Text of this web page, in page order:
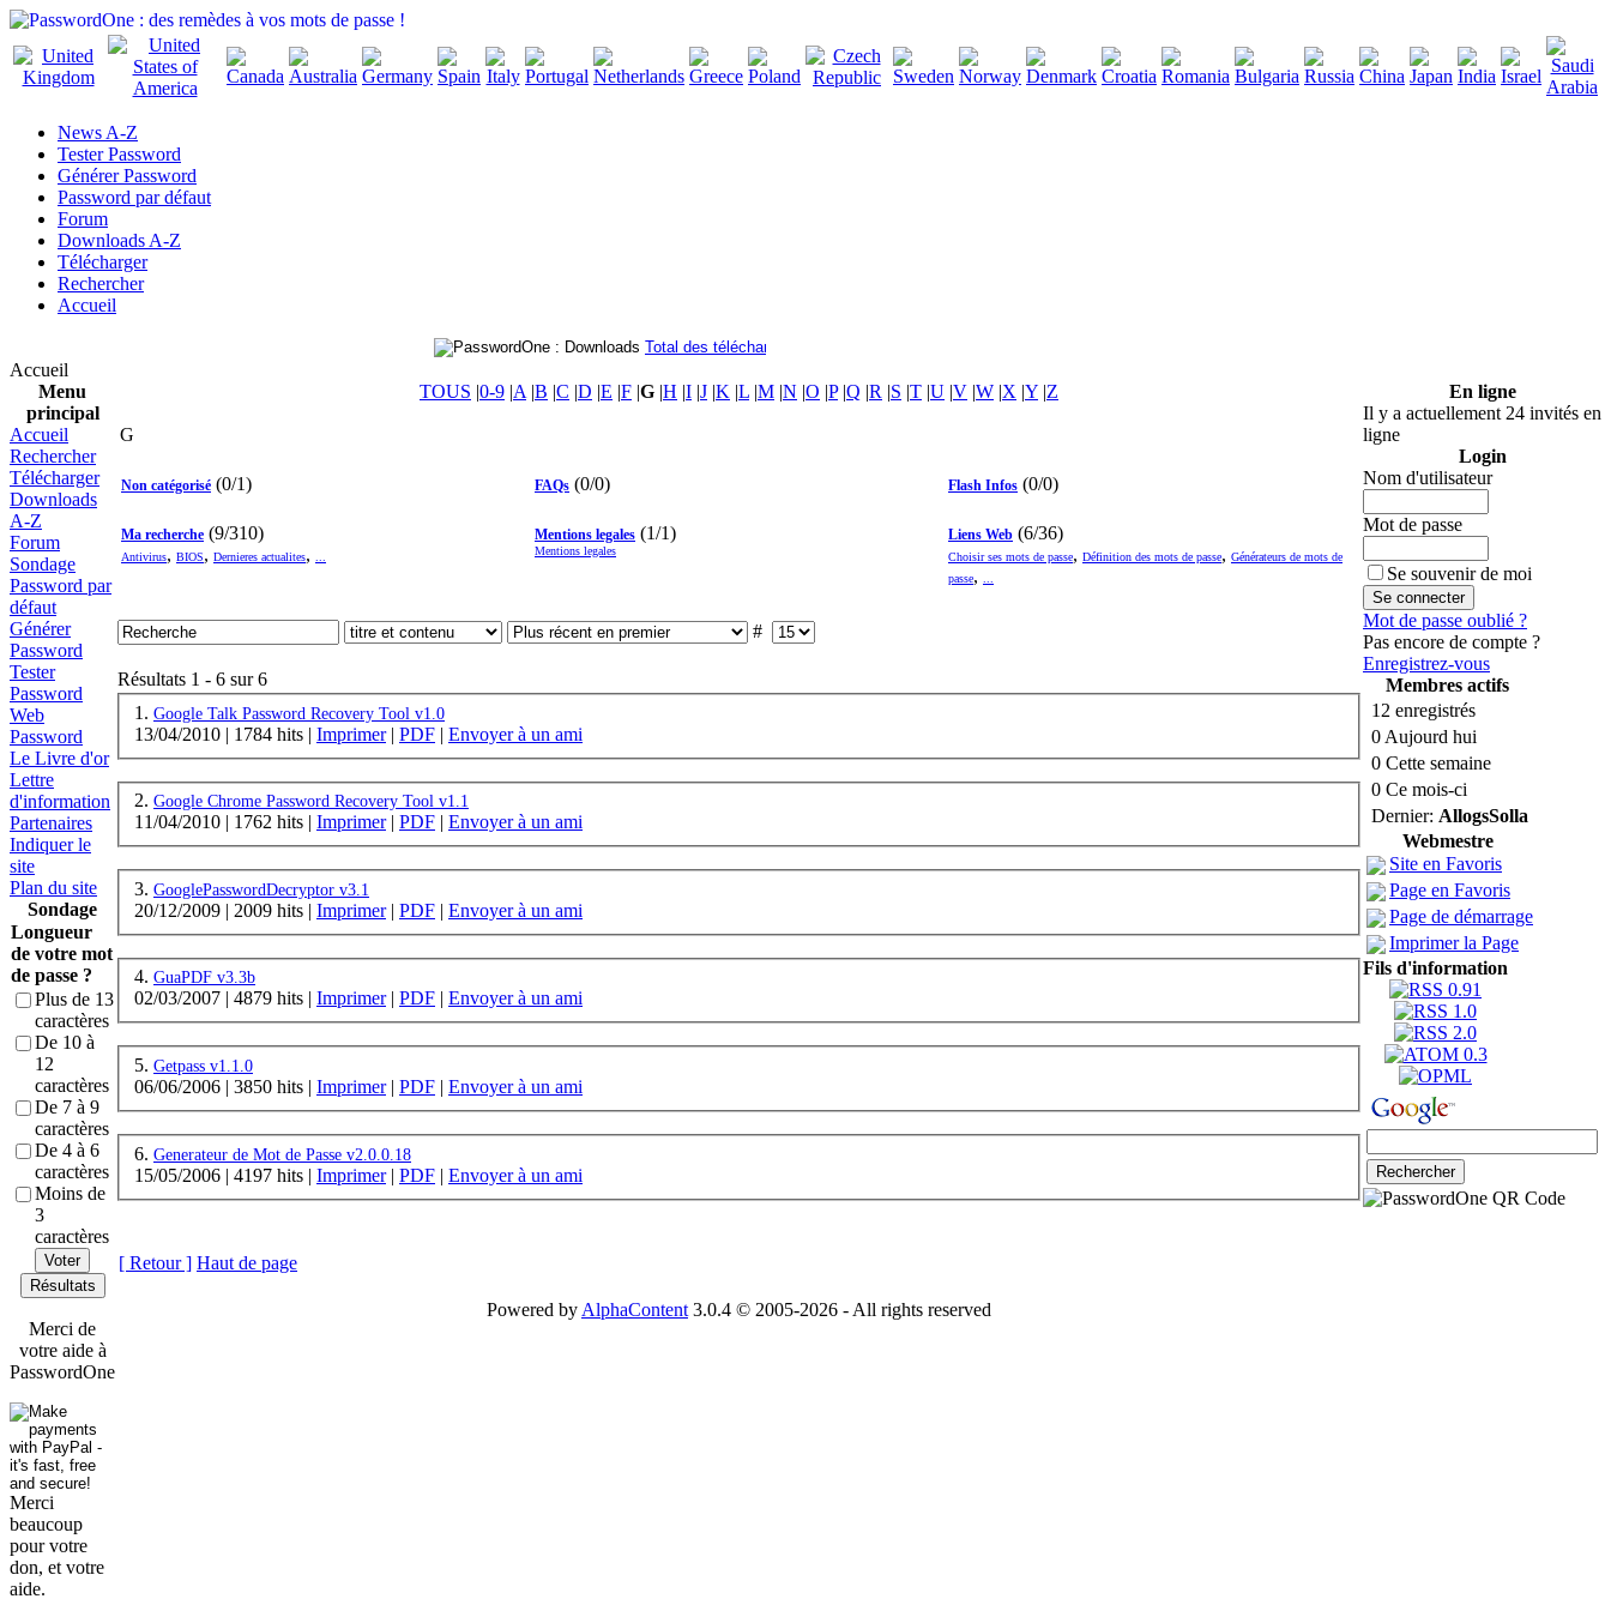
News A-Z
Tester Password
Générer Password
Password par défaut
Forum
Downloads A-Z
Télécharger
Rechercher
Accueil
Total des téléchargements
Accueil
Menu
principal
Accueil
Rechercher
Télécharger
Downloads
A-Z
Forum
Sondage
Password par
défaut
Générer
Password
Tester
Password
Web
Password
Le Livre d'or
Lettre
d'information
Partenaires
Indiquer le
site
Plan du site
Sondage
Longueur
de votre mot
de passe ?
Plus de 13
caractères
De 10 à
12
caractères
De 7 à 9
caractères
De 4 à 6
caractères
Moins de
3
caractères
Voter
Résultats
Merci de
votre aide à
PasswordOne
Merci
beaucoup
pour votre
don, et votre
aide.
TOUS |0-9 |A |B |C |D |E |F |G |H |I |J |K |L |M |N |O |P|Q |R |S |T |U |V |W |X |Y |Z
G
Non catégorisé (0/1) FAQs (0/0) Flash Infos (0/0)
Ma recherche (9/310)
Antivirus, BIOS, Dernieres actualites,
Mentions legales (1/1)
Mentions legales
Liens Web (6/36)
Choisir ses mots de passe, Définition des mots de passe, Générateurs de mots de
passe,
#
Résultats 1 - 6 sur 6
1. Google Talk Password Recovery Tool v1.0
13/04/2010 | 1784 hits | Imprimer| PDF | Envoyer à un ami
2. Google Chrome Password Recovery Tool v1.1
11/04/2010 | 1762 hits | Imprimer| PDF | Envoyer à un ami
3. GooglePasswordDecryptor v3.1
20/12/2009 | 2009 hits | Imprimer| PDF | Envoyer à un ami
4. GuaPDF v3.3b
02/03/2007 | 4879 hits | Imprimer| PDF | Envoyer à un ami
5. Getpass v1.1.0
06/06/2006 | 3850 hits | Imprimer| PDF | Envoyer à un ami
6. Generateur de Mot de Passe v2.0.0.18
15/05/2006 | 4197 hits | Imprimer| PDF | Envoyer à un ami
[ Retour ] Haut de page
Powered by AlphaContent 3.0.4 © 2005-2026 - All rights reserved
En ligne
Il y a actuellement 24 invités en
ligne
Login
Nom d'utilisateur
Mot de passe
Se souvenir de moi
Mot de passe oublié ?
Pas encore de compte ?
Enregistrez-vous
Membres actifs
12 enregistrés
0 Aujourd hui
0 Cette semaine
0 Ce mois-ci
Dernier: AllogsSolla
Webmestre
Site en Favoris
Page en Favoris
Page de démarrage
Imprimer la Page
Fils d'information